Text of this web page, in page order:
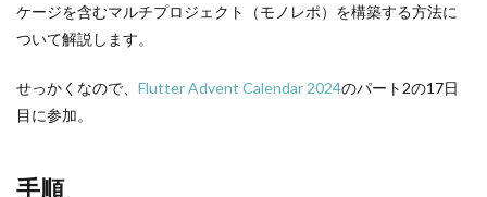
ケージを含むマルチプロジェクト（モノレポ）を構築する方法に
ついて解説します。
せっかくなので、 Flutter Advent Calendar 2024のパート2の17日
目に参加。
手順